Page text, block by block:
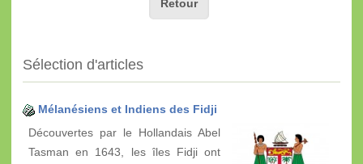
Retour
Sélection d'articles
Mélanésiens et Indiens des Fidji
Découvertes par le Hollandais Abel
Tasman en 1643, les îles Fidji ont